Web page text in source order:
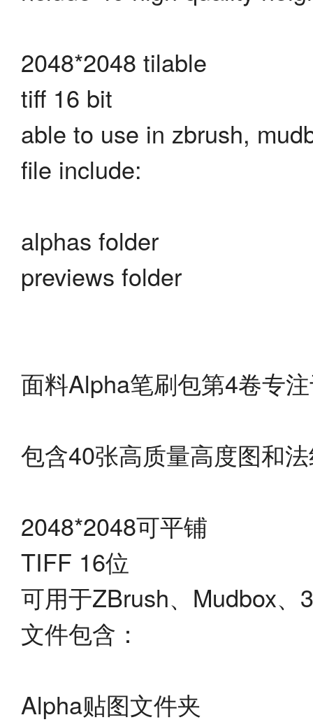
2048*2048 tilable
tiff 16 bit
able to use in zbrush,
file include:
alphas folder
previews folder
面料Alpha笔刷包第4卷专
包含40张高质量高度图和
2048*2048可平铺
TIFF 16位
可用于ZBrush、Mudbox
文件包含：
Alpha贴图文件夹